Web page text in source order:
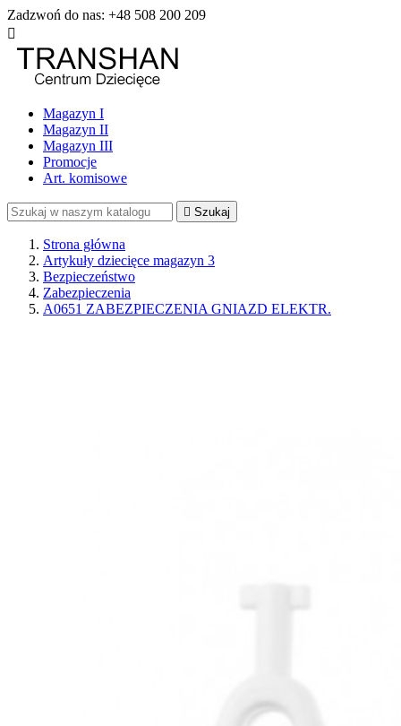
Zadzwoń do nas: +48 508 200 209

Magazyn I
Magazyn II
Magazyn III
Promocje
Art. komisowe
 Szukaj
Strona główna
Artykuły dziecięce magazyn 3
Bezpieczeństwo
Zabezpieczenia
A0651 ZABEZPIECZENIA GNIAZD ELEKTR.